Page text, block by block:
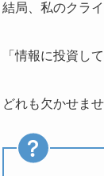
結局、私のクラ
「情報に投資し
どれも欠かせませ